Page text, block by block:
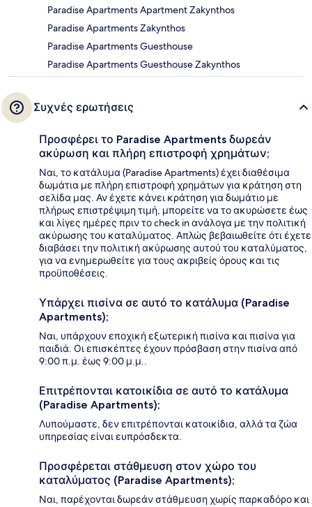
Paradise Apartments Apartment Zakynthos
Paradise Apartments Zakynthos
Paradise Apartments Guesthouse
Paradise Apartments Guesthouse Zakynthos
Συχνές ερωτήσεις
Προσφέρει το Paradise Apartments δωρεάν
ακύρωση και πλήρη επιστροφή χρημάτων;
Ναι, το κατάλυμα (Paradise Apartments) έχει διαθέσιμα
δωμάτια με πλήρη επιστροφή χρημάτων για κράτηση στη
σελίδα μας. Αν έχετε κάνει κράτηση για δωμάτιο με
πλήρως επιστρέψιμη τιμή, μπορείτε να το ακυρώσετε έως
και λίγες ημέρες πριν το check in ανάλογα με την πολιτική
ακύρωσης του καταλύματος. Απλώς βεβαιωθείτε ότι έχετε
διαβάσει την πολιτική ακύρωσης αυτού του καταλύματος,
για να ενημερωθείτε για τους ακριβείς όρους και τις
προϋποθέσεις.
Υπάρχει πισίνα σε αυτό το κατάλυμα (Paradise
Apartments);
Ναι, υπάρχουν εποχική εξωτερική πισίνα και πισίνα για
παιδιά. Οι επισκέπτες έχουν πρόσβαση στην πισίνα από
9:00 π.μ. έως 9:00 μ.μ..
Επιτρέπονται κατοικίδια σε αυτό το κατάλυμα
(Paradise Apartments);
Λυπούμαστε, δεν επιτρέπονται κατοικίδια, αλλά τα ζώα
υπηρεσίας είναι ευπρόσδεκτα.
Προσφέρεται στάθμευση στον χώρο του
καταλύματος (Paradise Apartments);
Ναι, παρέχονται δωρεάν στάθμευση χωρίς παρκαδόρο και